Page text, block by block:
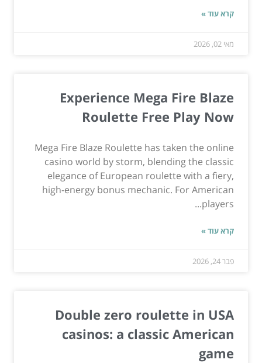
קרא עוד »
מאי 02, 2026
Experience Mega Fire Blaze
Roulette Free Play Now
Mega Fire Blaze Roulette has taken the online
casino world by storm, blending the classic
elegance of European roulette with a fiery,
high-energy bonus mechanic. For American
players...
קרא עוד »
פבר 24, 2026
Double zero roulette in USA
casinos: a classic American
game